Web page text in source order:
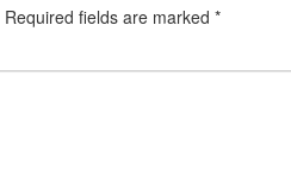
Required fields are marked *